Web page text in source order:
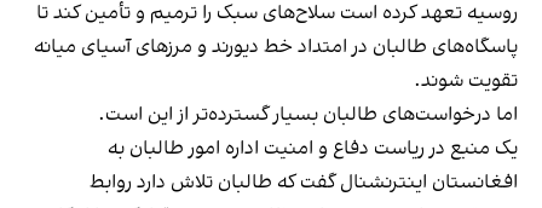
روسیه تعهد کرده است سلاح‌های سبک را ترمیم و تأمین کند تا
پاسگاه‌های طالبان در امتداد خط دیورند و مرزهای آسیای میانه
تقویت شوند.
اما درخواست‌های طالبان بسیار گسترده‌تر از این است.
یک منبع در ریاست دفاع و امنیت اداره امور طالبان به
افغانستان اینترنشنال گفت که طالبان تلاش دارد روابط